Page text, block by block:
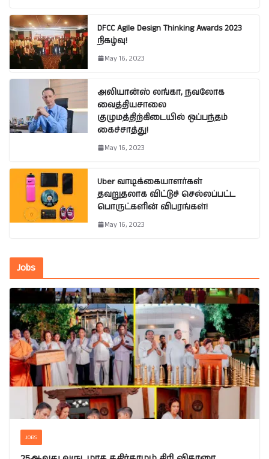
DFCC Agile Design Thinking Awards 2023
நிகழ்வு!
May 16, 2023
அலியான்ஸ் லங்கா, நவலோக
வைத்தியசாலை
குழுமத்திற்கிடையில் ஒப்பந்தம்
கைச்சாத்து!
May 16, 2023
Uber வாடிக்கையாளர்கள்
தவறுதலாக விட்டுச் செல்லப்பட்ட
பொருட்களின் விபரங்கள்!
May 16, 2023
Jobs
JOBS